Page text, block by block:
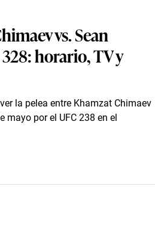
vs. Sean
horario, TV y
la pelea entre Khamzat Chimaev
mayo por el UFC 238 en el